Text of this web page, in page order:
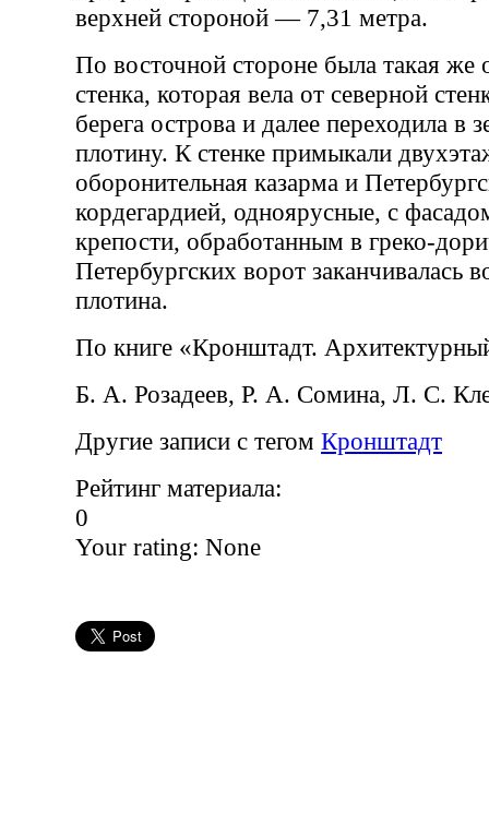
верхней стороной — 7,31 метра.
По восточной стороне была такая же
стенка, которая вела от северной
берега острова и далее переходила
плотину. К стенке примыкали
оборонительная казарма и
кордегардией, одноярусные, с
крепости, обработанным в греко-
Петербургских ворот заканчивалась
плотина.
По книге «Кронштадт.
Б. А. Розадеев, Р. А. Сомина, Л. С.
Другие записи с тегом Кронштадт
Рейтинг материала:
0
Your rating: None